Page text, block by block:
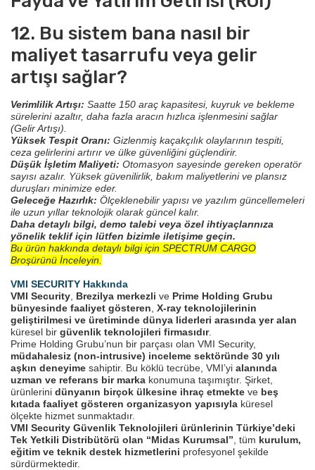
12. Bu sistem bana nasıl bir
maliyet tasarrufu veya gelir
artışı sağlar?
Verimlilik Artışı: Saatte 150 araç kapasitesi, kuyruk ve bekleme
sürelerini azaltır, daha fazla aracın hızlıca işlenmesini sağlar
(Gelir Artışı).
Yüksek Tespit Oranı: Gizlenmiş kaçakçılık olaylarının tespiti,
ceza gelirlerini artırır ve ülke güvenliğini güçlendirir.
Düşük İşletim Maliyeti: Otomasyon sayesinde gereken operatör
sayısı azalır. Yüksek güvenilirlik, bakım maliyetlerini ve plansız
duruşları minimize eder.
Geleceğe Hazırlık: Ölçeklenebilir yapısı ve yazılım güncellemeleri
ile uzun yıllar teknolojik olarak güncel kalır.
Daha detaylı bilgi, demo talebi veya özel ihtiyaçlarınıza
yönelik teklif için lütfen bizimle iletişime geçin.
Bu ürün hakkında detaylı bilgi için SPECTRUM CARGO
Broşürünü İnceleyin.
VMI SECURITY Hakkında
VMI Security Brezilya merkezli ve Prime Holding Grubu
bünyesinde faaliyet gösteren X-ray teknolojilerinin
geliştirilmesi ve üretiminde dünya liderleri arasında yer alan
küresel bir güvenlik teknolojileri firmasıdır.
Prime Holding Grubu’nun bir parçası olan VMI Security,
müdahalesiz (non-intrusive) inceleme sektöründe 30 yılı
aşkın deneyime sahiptir. Bu köklü tecrübe, VMI’yi alanında
uzman ve referans bir marka konumuna taşımıştır. Şirket,
ürünlerini dünyanın birçok ülkesine ihraç etmekte ve beş
kıtada faaliyet gösteren organizasyon yapısıyla küresel
ölçekte hizmet sunmaktadır.
VMI Security Güvenlik Teknolojileri ürünlerinin Türkiye’deki
Tek Yetkili Distribütörü olan “Midas Kurumsal” , tüm kurulum,
eğitim ve teknik destek hizmetlerini profesyonel şekilde
sürdürmektedir.